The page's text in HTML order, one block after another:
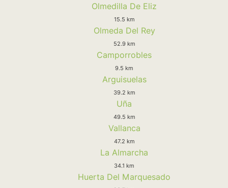
Olmedilla De Eliz
15.5 km
Olmeda Del Rey
52.9 km
Camporrobles
9.5 km
Arguisuelas
39.2 km
Uña
49.5 km
Vallanca
47.2 km
La Almarcha
34.1 km
Huerta Del Marquesado